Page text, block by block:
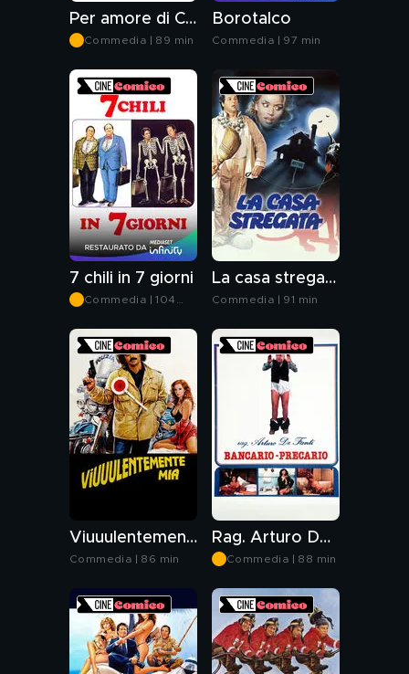
Per amore di Cesarina
Commedia | 89 min
Borotalco
Commedia | 97 min
7 chili in 7 giorni
Commedia | 104
La casa stregata
Commedia | 91 min
Viuuulentemente... mia
Commedia | 86 min
Rag. Arturo De Fanti, bancario precario
Commedia | 88 min